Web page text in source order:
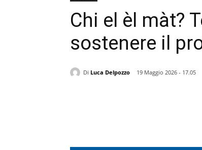
Chi el èl màt?
sostenere il
Di Luca Delpozzo
19 Maggio 2026 - 17.05